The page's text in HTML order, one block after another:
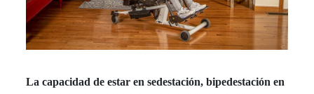
La capacidad de estar en sedestación, bipedestación en